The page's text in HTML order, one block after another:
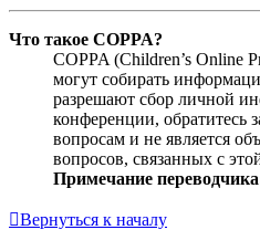
Что такое COPPA?
COPPA (Children’s Online
могут собирать
разрешают сбор личной
конференции, обратитесь
вопросам и не является
вопросов, связанных с
Примечание
Вернуться к началу